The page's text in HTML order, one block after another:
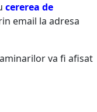
cererea de
email la adresa
va fi afisat